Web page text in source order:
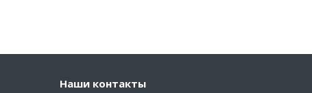
Наши контакты